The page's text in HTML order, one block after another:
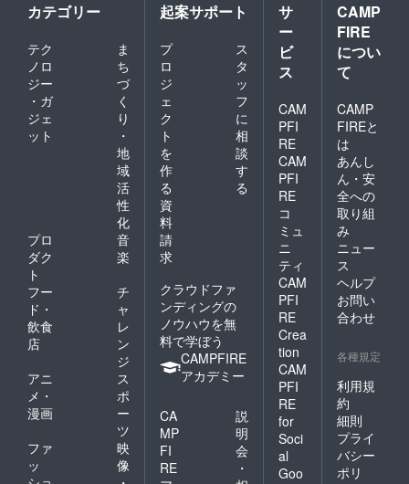
カテゴリー
テク
ノロ
ジー
・ガ
ジェ
ット
ま
ち
づ
く
り
・
地
域
活
性
化
プロ
ダク
ト
音
楽
フー
ド・
飲食
店
チ
ャ
レ
ン
ジ
アニ
メ・
漫画
ス
ポ
ー
ツ
ファ
ッ
映
像
起案サポート
プ
ロ
ジ
ェ
ク
ト
を
作
る
ス
タ
ッ
フ
に
相
談
す
る
資
料
請
求
クラウドファ
ンディングの
ノウハウを無
料で学ぼう
CAMPFIRE
アカデミー
CA
MP
FI
RE
説
明
会
・
サ
ー
ビ
ス
CAM
PFI
RE
CAM
PFI
RE
コ
ミュ
ニ
ティ
CAM
PFI
RE
Crea
tion
CAM
PFI
RE
for
Soci
al
Goo
CAMP
FIRE
につい
て
CAMP
FIREと
は
あんし
ん・安
全への
取り組
み
ニュー
ス
ヘルプ
お問い
合わせ
各種規定
利用規
約
細則
プライ
バシー
ポリ